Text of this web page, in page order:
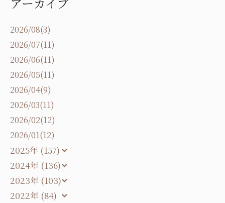
2026/08(3)
2026/07(11)
2026/06(11)
2026/05(11)
2026/04(9)
2026/03(11)
2026/02(12)
2026/01(12)
2025年 (157)
2024年 (136)
2023年 (103)
2022年 (84)